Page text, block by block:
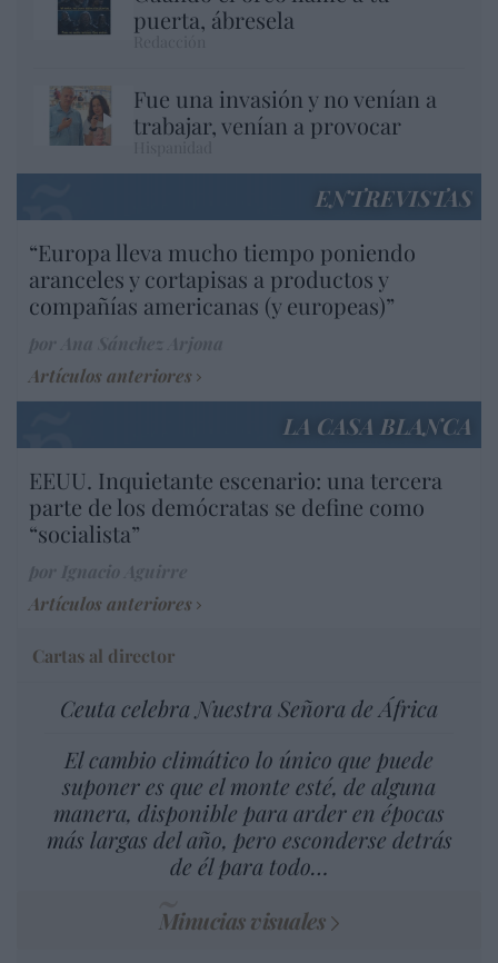
puerta, ábresela
Fue una invasión y no venían a
trabajar, venían a provocar
ENTREVISTAS
“Europa lleva mucho tiempo poniendo
aranceles y cortapisas a productos y
compañías americanas (y europeas)”
Artículos anteriores
LA CASA BLANCA
EEUU. Inquietante escenario: una tercera
parte de los demócratas se define como
“socialista”
Artículos anteriores
Cartas al director
Ceuta celebra Nuestra Señora de África
El cambio climático lo único que puede
suponer es que el monte esté, de alguna
manera, disponible para arder en épocas
más largas del año, pero esconderse detrás
de él para todo…
Minucias visuales